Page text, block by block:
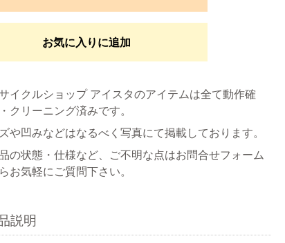
お気に入りに追加
イクルショップ アイスタのアイテムは全て動作確
クリーニング済みです。
や凹みなどはなるべく写真にて掲載しております。
の状態・仕様など、ご不明な点はお問合せフォーム
お気軽にご質問下さい。
説明